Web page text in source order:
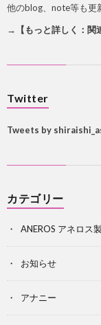
他のblog、note等も更
→【もっと詳しく：関
Twitter
Tweets by
カテゴリー
ANEROS アネロス
お知らせ
アナニー